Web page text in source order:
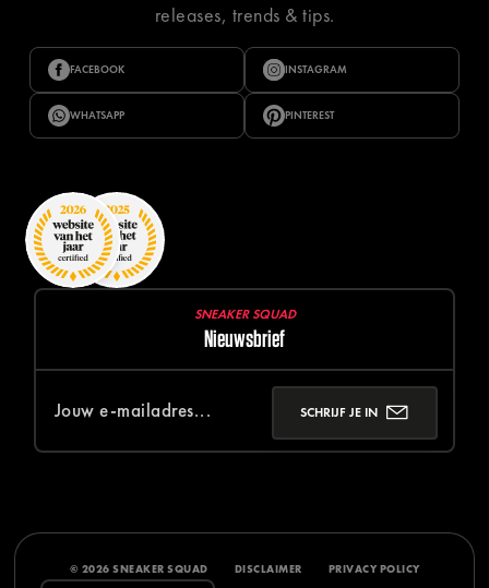
releases, trends & tips.
FACEBOOK INSTAGRAM
WHATSAPP PINTEREST
SNEAKER SQUAD
Nieuwsbrief
SCHRIJF JE IN
© 2026 SNEAKER SQUAD DISCLAIMER PRIVACY POLICY